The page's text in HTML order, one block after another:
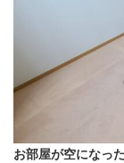
お部屋が空になっ